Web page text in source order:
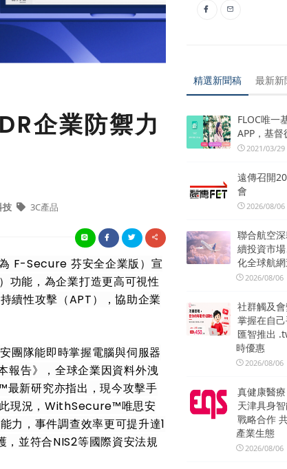
企業防禦力
技 3C產品
為 F-Secure 芬安全企業版）宣
功能，為企業打造更高可視性
續性攻擊（APT），協助企業
團隊能即時掌握電腦與伺服器
報告》，全球企業因資料外洩
新研究亦指出，現今攻擊手
此現況，WithSecure™唯思安
力，事件調查效率更可提升達1
並符合NIS2等國際資安法規
精選新聞稿 最新新
FLOC唯一
APP，基
2021/03/29
遠傳召開
會
2026/08/06
聯合航空
續投資市
化全球航
2026/08/06
社群觸及
掌握在自
匯智推出
時優惠
2026/08/06
真健康醫
天津具身
戰略合作
產業生態
2026/08/06